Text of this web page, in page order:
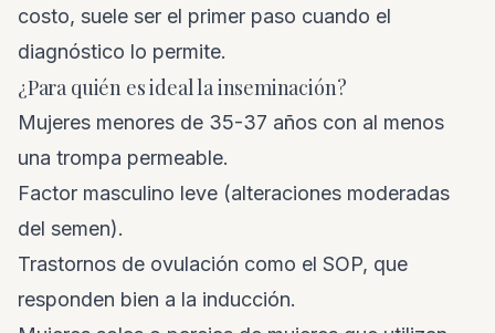
costo, suele ser el primer paso cuando el
diagnóstico lo permite.
¿Para quién es ideal la inseminación?
Mujeres menores de 35-37 años con al menos
una trompa permeable.
Factor masculino leve (alteraciones moderadas
del semen).
Trastornos de ovulación como el SOP, que
responden bien a la inducción.